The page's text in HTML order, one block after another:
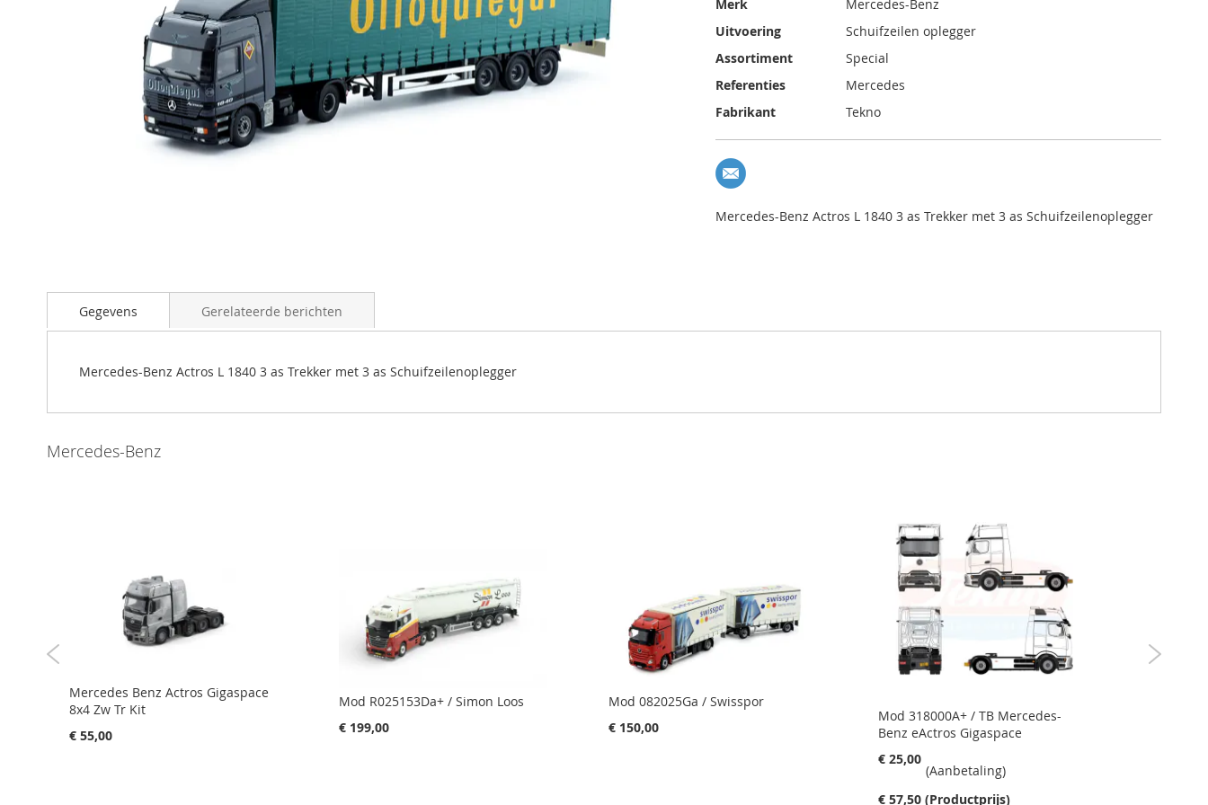
Merk
Mercedes-Benz
Uitvoering
Schuifzeilen oplegger
Assortiment
Special
Referenties
Mercedes
Fabrikant
Tekno
Mercedes-Benz Actros L 1840 3 as Trekker met 3 as Schuifzeilenoplegger
naar
begin
Gegevens
Mercedes-Benz Actros L 1840 3 as Trekker met 3 as Schuifzeilenoplegger
Gerelateerde berichten
Mercedes-Benz
Mercedes Benz Actros Gigaspace
8x4 Zw Tr Kit
€ 55,00
Mod R025153Da+ / Simon Loos
€ 199,00
Mod 082025Ga / Swisspor
€ 150,00
Mod 318000A+ / TB Mercedes-
Benz eActros Gigaspace
€ 25,00
(Aanbetaling)
€ 57,50 (Productprijs)